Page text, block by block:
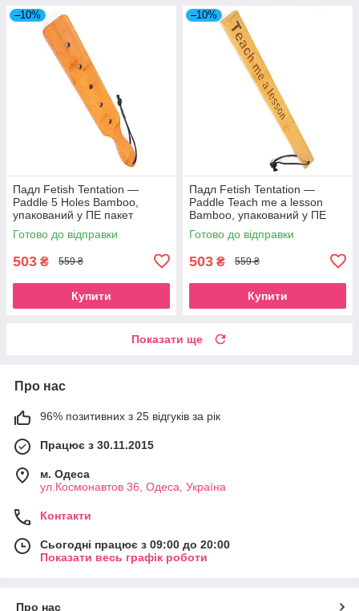
–10%
Падл Fetish Tentation —
Paddle 5 Holes Bamboo,
упакований у ПЕ пакет
SO7008
Готово до відправки
503 ₴ 559 ₴
Купити
–10%
Падл Fetish Tentation —
Paddle Teach me a lesson
Bamboo, упакований у ПЕ
пакет SO7009
Готово до відправки
503 ₴ 559 ₴
Купити
Показати ще
Про нас
96% позитивних з 25 відгуків за рік
Працює з 30.11.2015
м. Одеса
ул.Космонавтов 36, Одеса, Україна
Контакти
Сьогодні працює з 09:00 до 20:00
Показати весь графік роботи
Про нас